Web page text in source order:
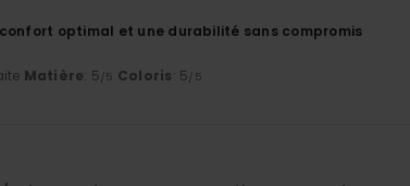
optimal et une durabilité sans compromis
Matière: 5/5 Coloris: 5/5